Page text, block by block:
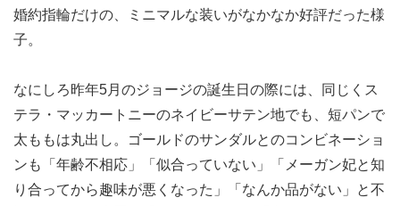
婚約指輪だけの、ミニマルな装いがなかなか好評だった様
子。
なにしろ昨年5月のジョージの誕生日の際には、同じくス
テラ・マッカートニーのネイビーサテン地でも、短パンで
太ももは丸出し。ゴールドのサンダルとのコンビネーショ
ンも「年齢不相応」「似合っていない」「メーガン妃と知
り合ってから趣味が悪くなった」「なんか品がない」と不